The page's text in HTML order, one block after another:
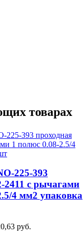
товарах
225-393
2411 с рычагами
4 мм2 упаковка
руб.